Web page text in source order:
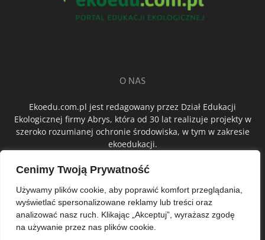
Cenimy Twoją Prywatność
Używamy plików cookie, aby poprawić komfort przeglądania,
wyświetlać spersonalizowane reklamy lub treści oraz
analizować nasz ruch. Klikając „Akceptuj”, wyrażasz zgodę
na używanie przez nas plików cookie.
O NAS
Ekoedu.com.pl jest redagowany przez Dział Edukacji
Ekologicznej firmy Abrys, która od 30 lat realizuje projekty w
szeroko rozumianej ochronie środowiska, w tym w zakresie
ekoedukacji.
ŚLEDŹ NAS